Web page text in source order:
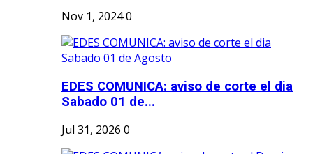
Nov 1, 20240
EDES COMUNICA: aviso de corte el dia
Sabado 01 de...
Jul 31, 2026 0